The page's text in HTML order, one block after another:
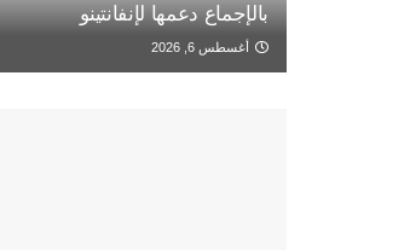
بالإجماع دعمها لإنفانتينو
أغسطس 6, 2026